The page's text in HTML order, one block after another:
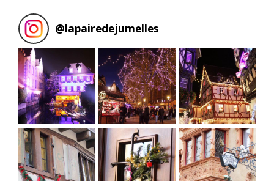
@lapairedejumelles